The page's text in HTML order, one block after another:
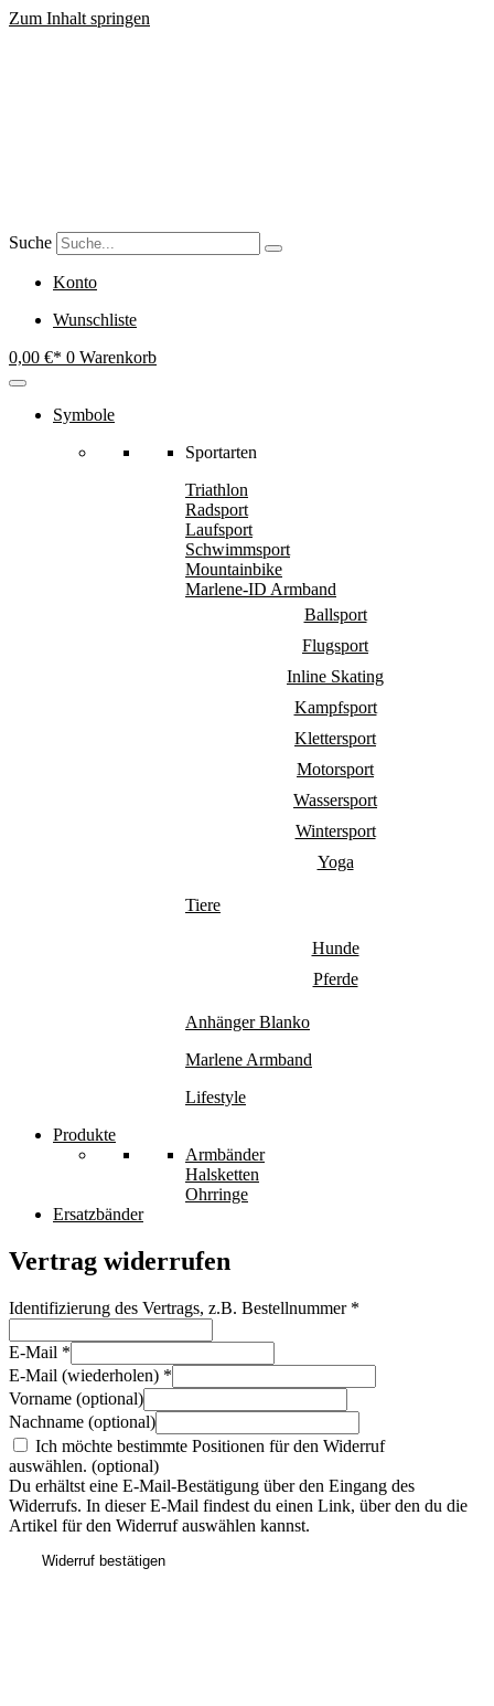
Zum Inhalt springen
Suche
Konto
Wunschliste
0,00 € 0 Warenkorb
Symbole
Sportarten
Triathlon
Radsport
Laufsport
Schwimmsport
Mountainbike
Marlene-ID Armband
Ballsport
Flugsport
Inline Skating
Kampfsport
Klettersport
Motorsport
Wassersport
Wintersport
Yoga
Tiere
Hunde
Pferde
Anhänger Blanko
Marlene Armband
Lifestyle
Produkte
Armbänder
Halsketten
Ohrringe
Ersatzbänder
Vertrag widerrufen
Identifizierung des Vertrags, z.B. Bestellnummer *
E-Mail *
E-Mail (wiederholen) *
Vorname (optional)
Nachname (optional)
Ich möchte bestimmte Positionen für den Widerruf
auswählen. (optional)
Du erhältst eine E-Mail-Bestätigung über den Eingang des
Widerrufs. In dieser E-Mail findest du einen Link, über den du die
Artikel für den Widerruf auswählen kannst.
Widerruf bestätigen